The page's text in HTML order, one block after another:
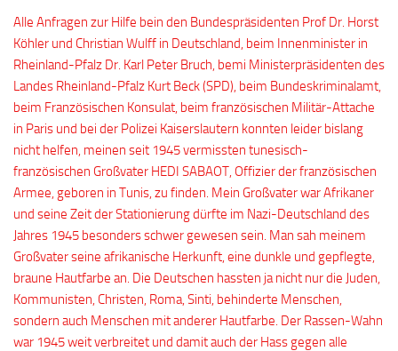
Alle Anfragen zur Hilfe bein den Bundespräsidenten Prof Dr. Horst
Köhler und Christian Wulff in Deutschland, beim Innenminister in
Rheinland-Pfalz Dr. Karl Peter Bruch, bemi Ministerpräsidenten des
Landes Rheinland-Pfalz Kurt Beck (SPD), beim Bundeskriminalamt,
beim Französischen Konsulat, beim französischen Militär-Attache
in Paris und bei der Polizei Kaiserslautern konnten leider bislang
nicht helfen, meinen seit 1945 vermissten tunesisch-
französischen Großvater HEDI SABAOT, Offizier der französischen
Armee, geboren in Tunis, zu finden. Mein Großvater war Afrikaner
und seine Zeit der Stationierung dürfte im Nazi-Deutschland des
Jahres 1945 besonders schwer gewesen sein. Man sah meinem
Großvater seine afrikanische Herkunft, eine dunkle und gepflegte,
braune Hautfarbe an. Die Deutschen hassten ja nicht nur die Juden,
Kommunisten, Christen, Roma, Sinti, behinderte Menschen,
sondern auch Menschen mit anderer Hautfarbe. Der Rassen-Wahn
war 1945 weit verbreitet und damit auch der Hass gegen alle